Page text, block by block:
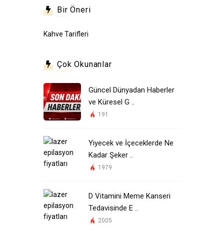
Bir Öneri
Kahve Tarifleri
Çok Okunanlar
Güncel Dünyadan Haberler
ve Küresel G ..
191
Yiyecek ve İçeceklerde Ne
Kadar Şeker ..
1979
D Vitamini Meme Kanseri
Tedavisinde E ..
2005